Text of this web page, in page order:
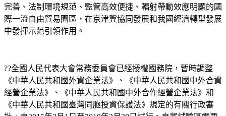
完善、法制環境規范、監管高效便捷、輻射帶動效應明顯的國
際一流自由貿易園區，在京津冀協同發展和我國經濟轉型發展
中發揮示范引領作用。
??全國人民代表大會常務委員會已經授權國務院，暫時調整
《中華人民共和國外資企業法》、《中華人民共和國中外合資
經營企業法》、《中華人民共和國中外合作經營企業法》和
《中華人民共和國臺灣同胞投資保護法》規定的有關行政審